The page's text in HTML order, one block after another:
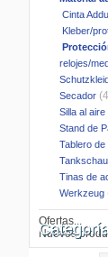
Cinta
Kleber/
relojes/
Secador
Silla al aire
Stand de
Tablero de
Tinas de
Werkzeug
Ofertas...
Nuevos